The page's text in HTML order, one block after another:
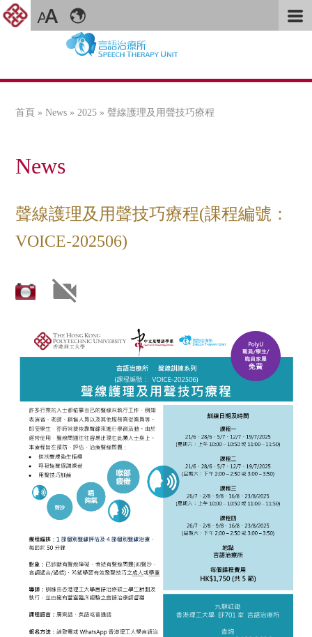
您在這裡
首頁 »News » 2025 » 聲線護理及用聲技巧療程
News
聲線護理及用聲技巧療程(課程編號：
VOICE-202506)